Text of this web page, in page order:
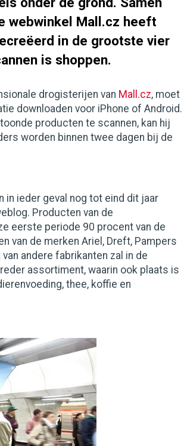
webwinkel Mall.cz heeft
in de grootste vier
is shoppen.
drogisterijen van Mall.cz, moet
downloaden voor iPhone of Android.
producten te scannen, kan hij
worden binnen twee dagen bij de
ieder geval nog tot eind dit jaar
Producten van de
eerste periode 90 procent van de
van de merken Ariel, Dreft, Pampers
andere fabrikanten zal in de
assortiment, waarin ook plaats is
thee, koffie en